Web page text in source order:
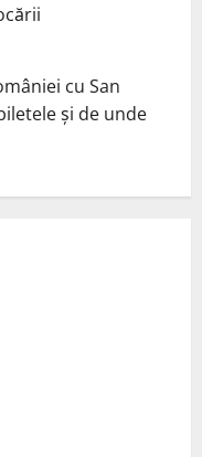
cu San
și de unde